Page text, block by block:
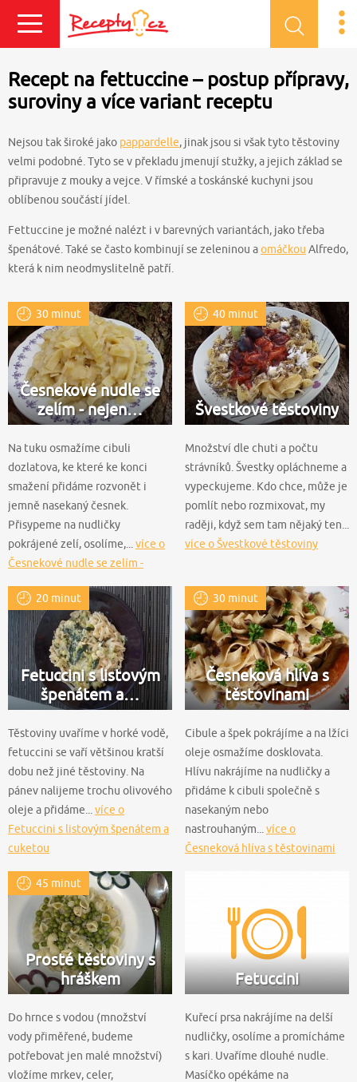
Přihlásit se
Recept na fettuccine – postup přípravy,
suroviny a více variant receptu
Nejsou tak široké jako pappardelle, jinak jsou si však tyto těstoviny
velmi podobné. Tyto se v překladu jmenují stužky, a jejich základ se
připravuje z mouky a vejce. V římské a toskánské kuchyni jsou
oblíbenou součástí jídel.
Fettuccine je možné nalézt i v barevných variantách, jako třeba
špenátové. Také se často kombinují se zeleninou aomáčkou Alfredo,
která k nim neodmyslitelně patří.
30 minut
Česnekové nudle se
zelím - nejen…
Na tuku osmažíme cibuli
dozlatova, ke které ke konci
smažení přidáme rozvonět i
jemně nasekaný česnek.
Přisypeme na nudličky
pokrájené zelí, osolíme,...více o
Česnekové nudle se zelím -
40 minut
Švestkové těstoviny
Množství dle chuti a počtu
strávníků. Švestky opláchneme a
vypeckujeme. Kdo chce, může je
pomlít nebo rozmixovat, my
raději, když sem tam nějaký ten...
více o Švestkové těstoviny
20 minut
Fetuccini s listovým
špenátem a…
Těstoviny uvaříme v horké vodě,
fetuccini se vaří většinou kratší
dobu než jiné těstoviny. Na
pánev nalijeme trochu olivového
oleje a přidáme... více o
Fetuccini s listovým špenátem a
cuketou
30 minut
Česneková hlíva s
těstovinami
Cibule a špek pokrájíme a na lžíci
oleje osmažíme dosklovata.
Hlívu nakrájíme na nudličky a
přidáme k cibuli společně s
nasekaným nebo
nastrouhaným... více o
Česneková hlíva s těstovinami
45 minut
Prosté těstoviny s
hráškem
Do hrnce s vodou (množství
vody přiměřené, budeme
potřebovat jen malé množství)
vložíme mrkev, celer,
Fetuccini
Kuřecí prsa nakrájíme na delší
nudličky, osolíme a promícháme
s kari. Uvaříme dlouhé nudle.
Masíčko opékáme na